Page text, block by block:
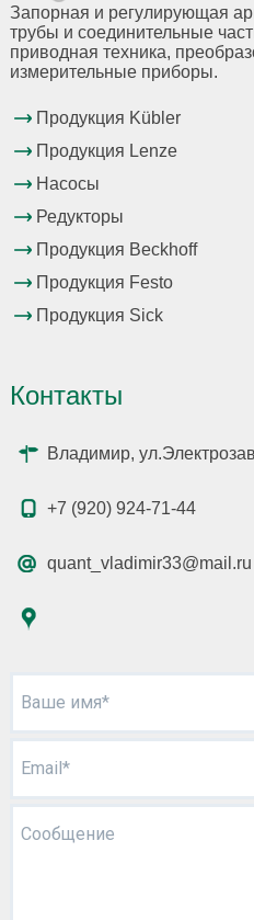
Запорная и регулирующая
трубы и соединительные
приводная техника,
измерительные приборы.
Продукция Kübler
Продукция Lenze
Насосы
Редукторы
Продукция Beckhoff
Продукция Festo
Продукция Sick
Контакты
Владимир,
+7 (920) 924-71-44
quant_vladimir33@mail.ru
Ваше имя*
Email*
Сообщение